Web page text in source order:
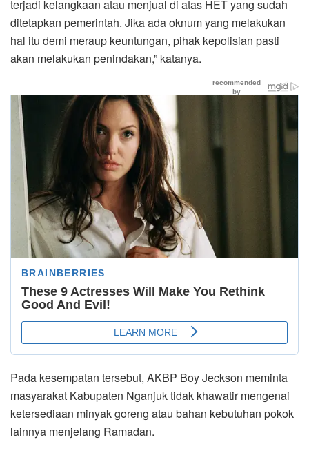
terjadi kelangkaan atau menjual di atas HET yang sudah
ditetapkan pemerintah. Jika ada oknum yang melakukan
hal itu demi meraup keuntungan, pihak kepolisian pasti
akan melakukan penindakan,” katanya.
Pada kesempatan tersebut, AKBP Boy Jeckson meminta
masyarakat Kabupaten Nganjuk tidak khawatir mengenai
ketersediaan minyak goreng atau bahan kebutuhan pokok
lainnya menjelang Ramadan.